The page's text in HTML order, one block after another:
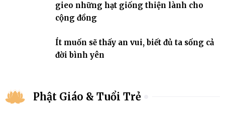
gieo những hạt giống thiện lành cho
cộng đồng
Ít muốn sẽ thấy an vui, biết đủ ta sống cả
đời bình yên
Phật Giáo & Tuổi Trẻ